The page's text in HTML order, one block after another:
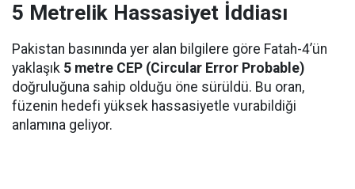
5 Metrelik Hassasiyet İddiası
Pakistan basınında yer alan bilgilere göre Fatah-4’ün
yaklaşık 5 metre CEP (Circular Error Probable)
doğruluğuna sahip olduğu öne sürüldü. Bu oran,
füzenin hedefi yüksek hassasiyetle vurabildiği
anlamına geliyor.